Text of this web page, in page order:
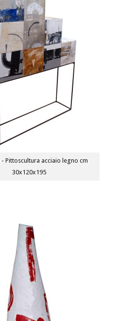
- Pittoscultura acciaio legno cm
30x120x195